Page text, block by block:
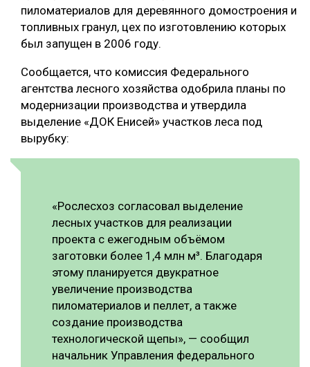
СУШКА ДРЕВЕСИНЫ
МЕБЕЛЬНОЕ ПРОИЗВОДСТВО
пиломатериалов для деревянного домостроения и
топливных гранул, цех по изготовлению которых
был запущен в 2006 году.
Сообщается, что комиссия Федерального
агентства лесного хозяйства одобрила планы по
модернизации производства и утвердила
выделение «ДОК Енисей» участков леса под
вырубку:
«Рослесхоз согласовал выделение
лесных участков для реализации
проекта с ежегодным объёмом
заготовки более 1,4 млн м³. Благодаря
этому планируется двукратное
увеличение производства
пиломатериалов и пеллет, а также
создание производства
технологической щепы», — сообщил
начальник Управления федерального